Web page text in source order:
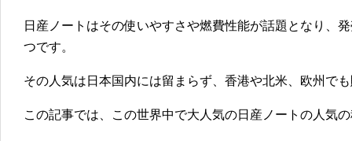
日産ノートはその使いやすさや燃費性能が話題となり、
つです。
その人気は日本国内には留まらず、香港や北米、欧州で
この記事では、この世界中で大人気の日産ノートの人気